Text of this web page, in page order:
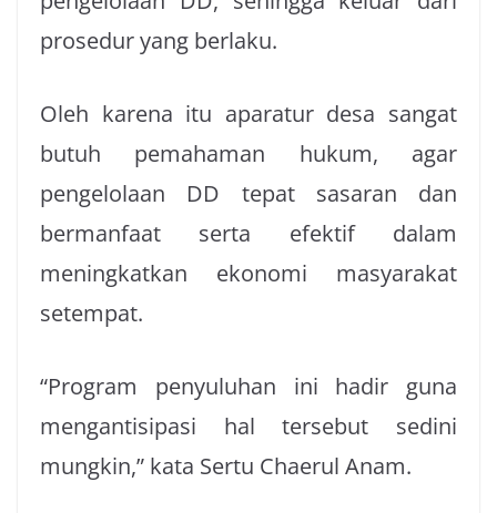
prosedur yang berlaku.
Oleh karena itu aparatur desa sangat
butuh pemahaman hukum, agar
pengelolaan DD tepat sasaran dan
bermanfaat serta efektif dalam
meningkatkan ekonomi masyarakat
setempat.
“Program penyuluhan ini hadir guna
mengantisipasi hal tersebut sedini
mungkin,” kata Sertu Chaerul Anam.